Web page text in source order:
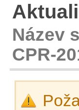
Název
CPR-